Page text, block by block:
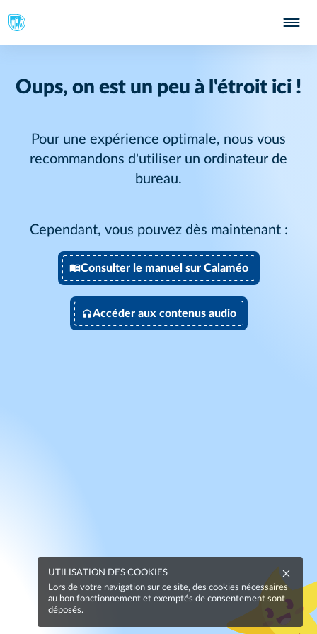
Oups, on est un peu à l'étroit ici !
Pour une expérience optimale, nous vous
recommandons d'utiliser un ordinateur de
bureau.
Cependant, vous pouvez dès maintenant :
Consulter le manuel sur Calaméo
Accéder aux contenus audio
UTILISATION DES COOKIES
Lors de votre navigation sur ce site, des cookies nécessaires
au bon fonctionnement et exemptés de consentement sont
déposés.